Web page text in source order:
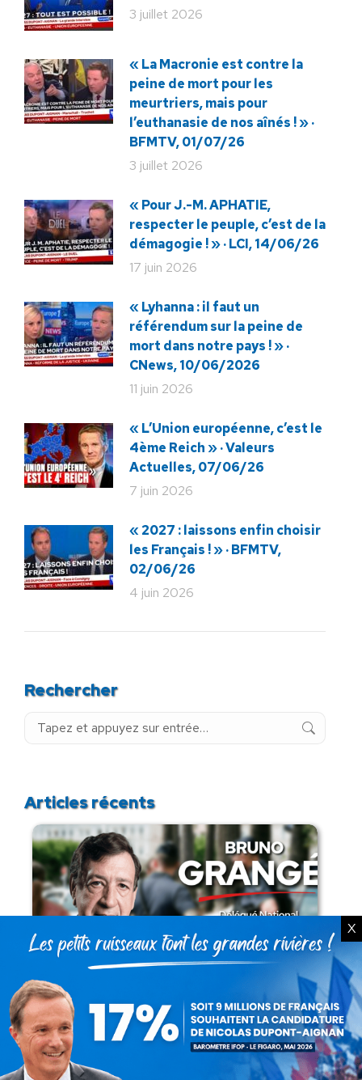
3 juillet 2026
« La Macronie est contre la
peine de mort pour les
meurtriers, mais pour
l’euthanasie de nos aînés ! » ·
BFMTV, 01/07/26
3 juillet 2026
« Pour J.-M. APHATIE,
respecter le peuple, c’est de la
démagogie ! » · LCI, 14/06/26
17 juin 2026
« Lyhanna : il faut un
référendum sur la peine de
mort dans notre pays ! » ·
CNews, 10/06/2026
11 juin 2026
« L’Union européenne, c’est le
4ème Reich » · Valeurs
Actuelles, 07/06/26
7 juin 2026
« 2027 : laissons enfin choisir
les Français ! » · BFMTV,
02/06/26
4 juin 2026
Rechercher
Recherche
Articles récents
Présomption de légitimité de l’usage des
armes par les forces de l’ordre
X